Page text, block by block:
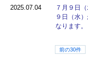
2025.07.04
７月９日
９日（水
なります。
前の30件